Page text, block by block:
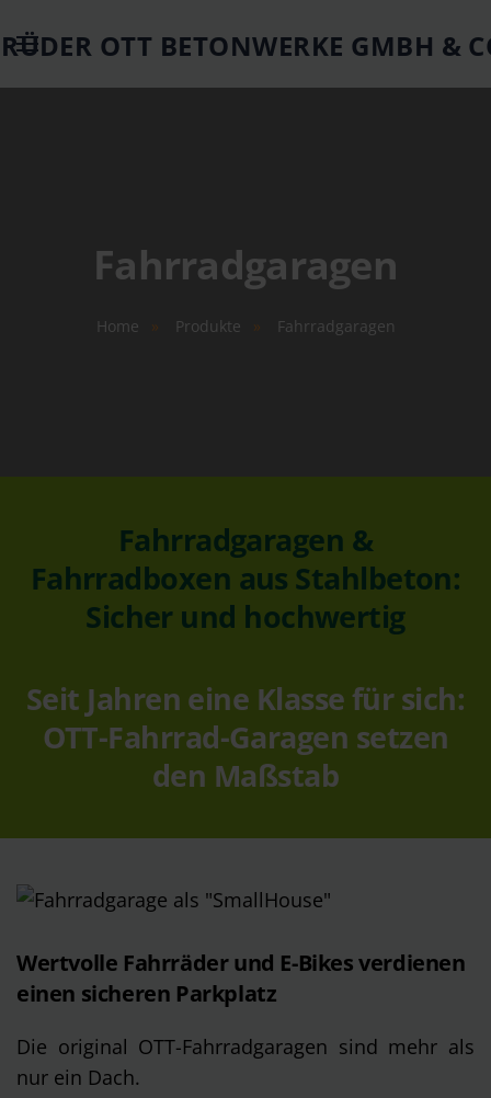
Springe zum Hauptinhalt
Fahrradgaragen
Home Produkte Fahrradgaragen
Fahrradgaragen &
Fahrradboxen aus Stahlbeton:
Sicher und hochwertig
Seit Jahren eine Klasse für sich:
OTT-Fahrrad-Garagen setzen
den Maßstab
Wertvolle Fahrräder und E-Bikes verdienen
einen sicheren Parkplatz
Die original OTT-Fahrradgaragen sind mehr als
nur ein Dach.